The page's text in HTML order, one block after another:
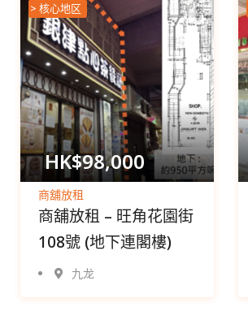
> 核心地区
HK$98,000
商舖放租
商舖放租 – 旺角花園街
108號 (地下連閣樓)
九龙